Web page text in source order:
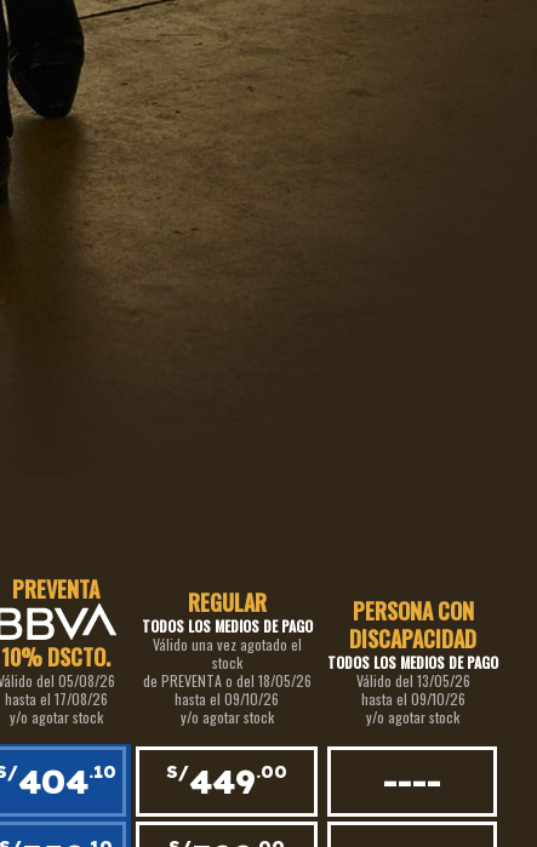
PREVENTA
10% DSCTO.
del 05/08/26
hasta el 17/08/26
y/o agotar stock
REGULAR
TODOS LOS MEDIOS DE PAGO
Válido una vez agotado el
stock
de PREVENTA o del 18/05/26
hasta el 09/10/26
y/o agotar stock
PERSONA CON
DISCAPACIDAD
TODOS LOS MEDIOS DE PAGO
Válido del 13/05/26
hasta el 09/10/26
y/o agotar stock
404.10 S/449.00 ----